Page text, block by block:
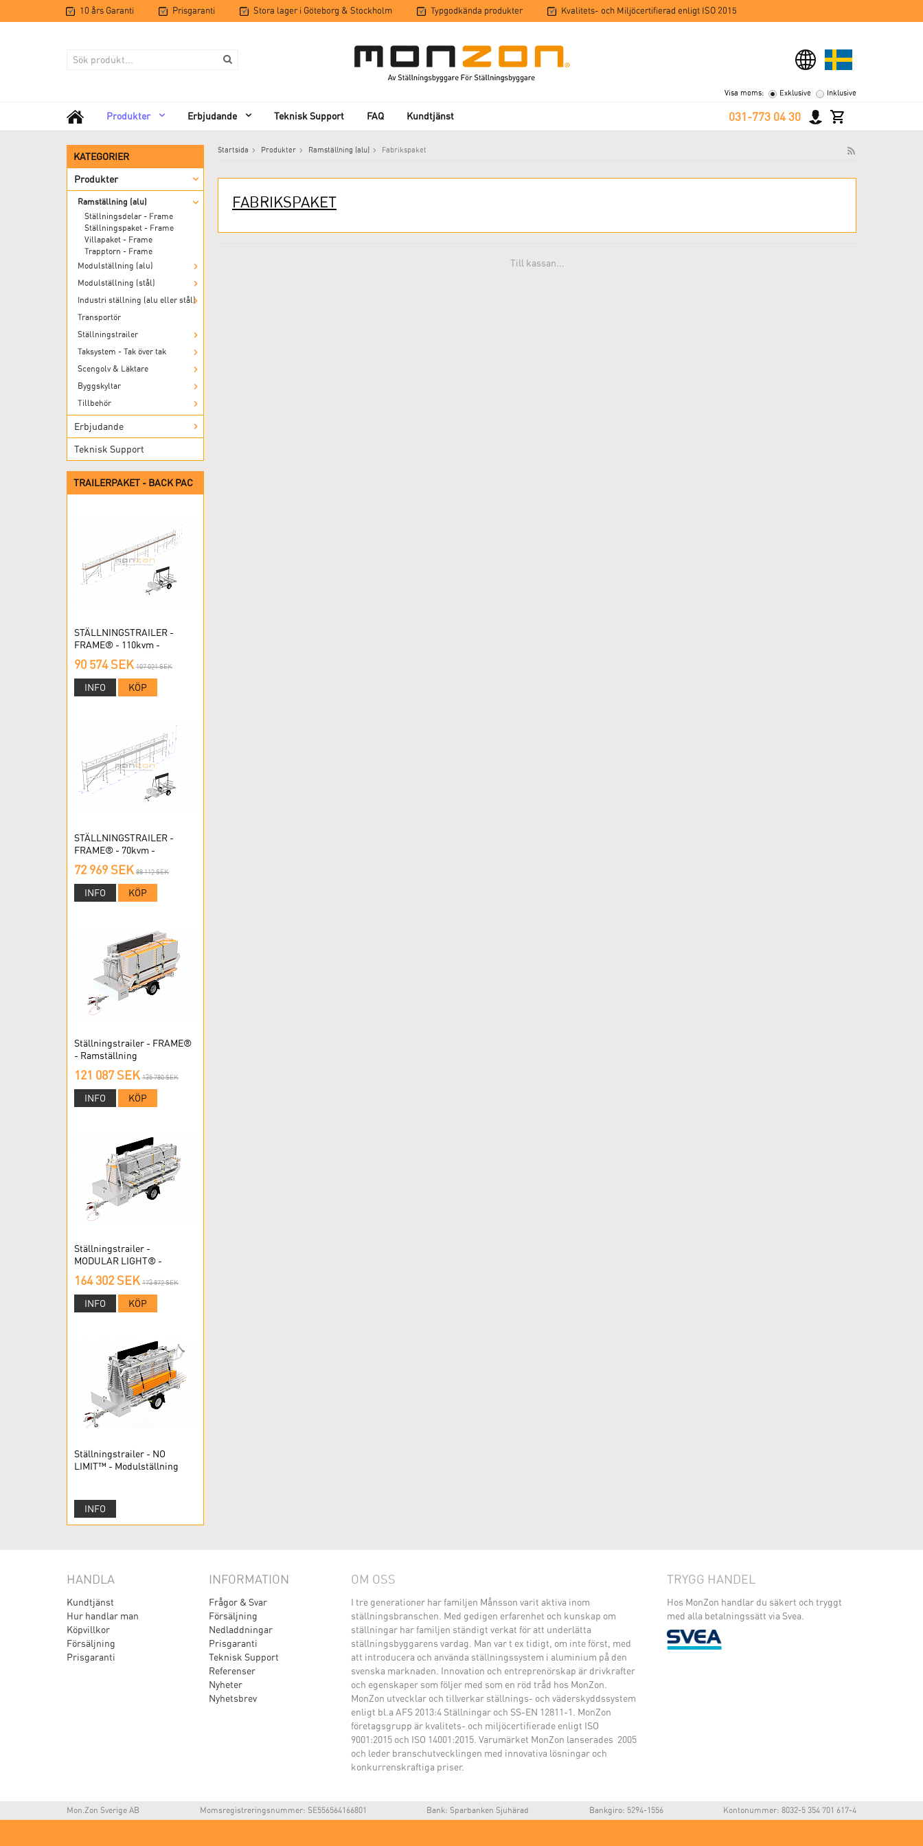
10 års Garanti Prisgaranti Stora lager i Göteborg & Stockholm Typgodkända produkter Kvalitets- och Miljöcertifierad enligt ISO 2015
Visa moms: Exklusive Inklusive
Produkter Erbjudande Teknisk Support FAQ Kundtjänst 031-773 04 30
KATEGORIER
Produkter
Ramställning (alu)
Ställningsdelar - Frame
Ställningspaket - Frame
Villapaket - Frame
Trapptorn - Frame
Modulställning (alu)
Modulställning (stål)
Industri ställning (alu eller stål)
Transportör
Ställningstrailer
Taksystem - Tak över tak
Scengolv & Läktare
Byggskyltar
Tillbehör
Erbjudande
Teknisk Support
TRAILERPAKET - BACK PAC
STÄLLNINGSTRAILER -
FRAME® - 110kvm -
RAMSTÄLLNING
90 574 SEK 107 021 SEK
INFO KÖP
STÄLLNINGSTRAILER -
FRAME® - 70kvm -
RAMSTÄLLNING
72 969 SEK 88 112 SEK
INFO KÖP
Ställningstrailer - FRAME®
- Ramställning
121 087 SEK 135 780 SEK
INFO KÖP
Ställningstrailer -
MODULAR LIGHT® -
Modulställning
164 302 SEK 173 872 SEK
INFO KÖP
Ställningstrailer - NO
LIMIT™ - Modulställning
INFO
Startsida Produkter Ramställning (alu) Fabrikspaket
FABRIKSPAKET
Till kassan...
HANDLA
Kundtjänst
Hur handlar man
Köpvillkor
Försäljning
Prisgaranti
INFORMATION
Frågor & Svar
Försäljning
Nedladdningar
Prisgaranti
Teknisk Support
Referenser
Nyheter
Nyhetsbrev
OM OSS
I tre generationer har familjen Månsson varit aktiva inom
ställningsbranschen. Med gedigen erfarenhet och kunskap om
ställningar har familjen ständigt verkat för att underlätta
ställningsbyggarens vardag. Man var t ex tidigt, om inte först, med
att introducera och använda ställningssystem i aluminium på den
svenska marknaden. Innovation och entreprenörskap är drivkrafter
och egenskaper som följer med som en röd tråd hos MonZon.
MonZon utvecklar och tillverkar ställnings- och väderskyddssystem
enligt bl.a AFS 2013:4 Ställningar och SS-EN 12811-1. MonZon
företagsgrupp är kvalitets- och miljöcertifierade enligt ISO
9001:2015 och ISO 14001:2015. Varumärket MonZon lanserades 2005
och leder branschutvecklingen med innovativa lösningar och
konkurrenskraftiga priser.
TRYGG HANDEL
Hos MonZon handlar du säkert och tryggt
med alla betalningssätt via Svea.
Mon.Zon Sverige AB Momsregistreringsnummer: SE556564166801 Bank: Sparbanken Sjuhärad Bankgiro: 5294-1556 Kontonummer: 8032-5 354 701 617-4